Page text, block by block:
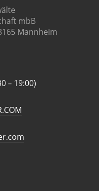
mbB
Mannheim
– 19:00)